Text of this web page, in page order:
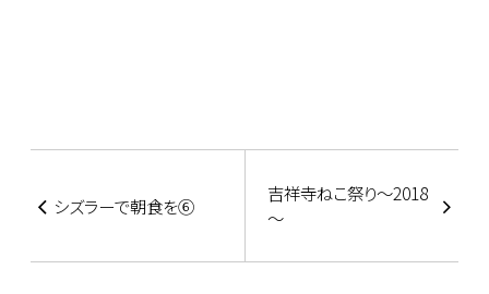
シズラーで朝食を⑥
吉祥寺ねこ祭り～2018
～